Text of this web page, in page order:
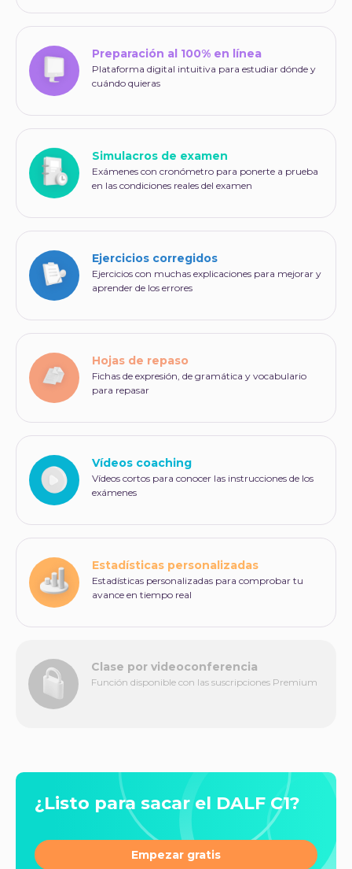
Preparación al 100% en línea
Plataforma digital intuitiva para estudiar dónde y
cuándo quieras
Simulacros de examen
Exámenes con cronómetro para ponerte a prueba
en las condiciones reales del examen
Ejercicios corregidos
Ejercicios con muchas explicaciones para mejorar y
aprender de los errores
Hojas de repaso
Fichas de expresión, de gramática y vocabulario
para repasar
Vídeos coaching
Vídeos cortos para conocer las instrucciones de los
exámenes
Estadísticas personalizadas
Estadísticas personalizadas para comprobar tu
avance en tiempo real
Clase por videoconferencia
Función disponible con las suscripciones Premium
¿Listo para sacar el DALF C1?
Empezar gratis